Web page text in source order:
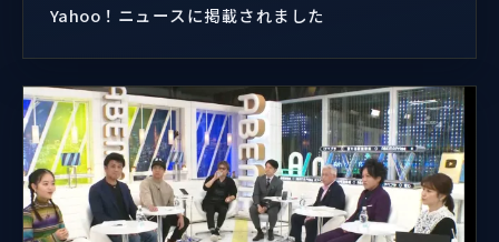
Yahoo！ニュースに掲載されました